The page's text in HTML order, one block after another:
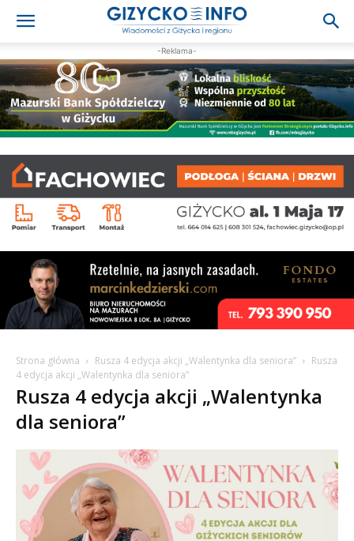
-Reklama-
Strona główna Rusza 4 edycja akcji „Walentynka dla seniora”
Rusza
4 edycja akcji „Walentynka dla seniora”
Rusza 4 edycja akcji „Walentynka
dla seniora”